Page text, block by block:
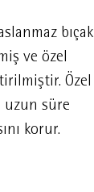
bıçak
ve özel
Özel
uzun süre
korur.